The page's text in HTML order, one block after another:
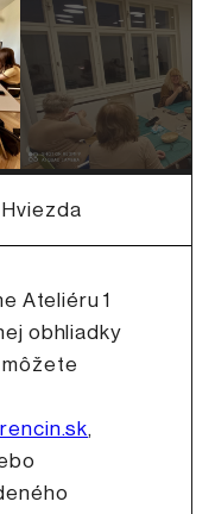
Ateliéru 1
obhliadky
môžete
,